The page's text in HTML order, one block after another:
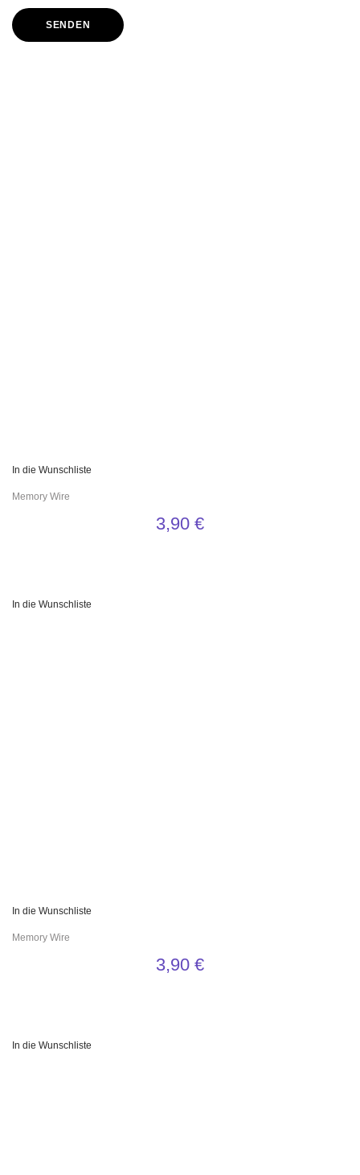
In die Wunschliste
Memory Wire
3,90 €
In die Wunschliste
In die Wunschliste
Memory Wire
3,90 €
In die Wunschliste